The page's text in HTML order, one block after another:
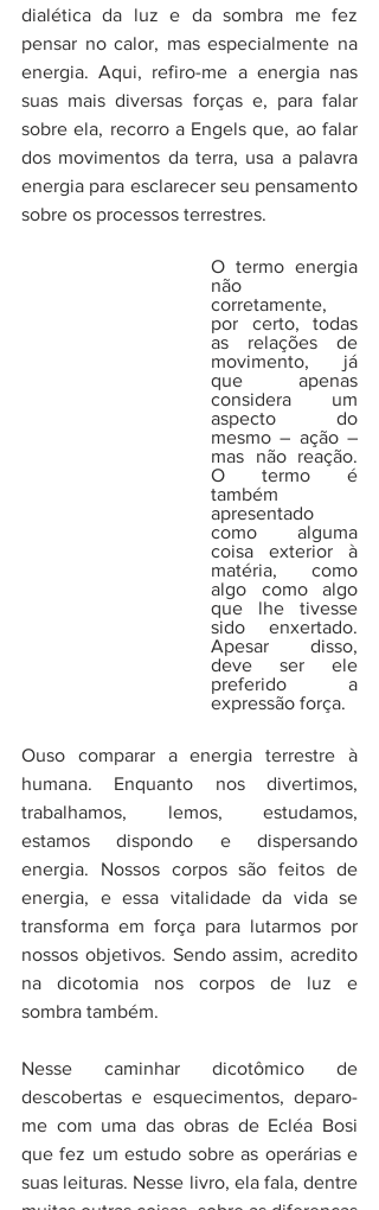
dialética da luz e da sombra me fez
pensar no calor, mas especialmente na
energia. Aqui, refiro-me a energia nas
suas mais diversas forças e, para falar
sobre ela, recorro a Engels que, ao falar
dos movimentos da terra, usa a palavra
energia para esclarecer seu pensamento
sobre os processos terrestres.
O termo energia
não
corretamente,
por certo, todas
as relações de
movimento, já
que apenas
considera um
aspecto do
mesmo – ação –
mas não reação.
O termo é
também
apresentado
como alguma
coisa exterior à
matéria, como
algo como algo
que lhe tivesse
sido enxertado.
Apesar disso,
deve ser ele
preferido a
expressão força.
Ouso comparar a energia terrestre à
humana. Enquanto nos divertimos,
trabalhamos, lemos, estudamos,
estamos dispondo e dispersando
energia. Nossos corpos são feitos de
energia, e essa vitalidade da vida se
transforma em força para lutarmos por
nossos objetivos. Sendo assim, acredito
na dicotomia nos corpos de luz e
sombra também.
Nesse caminhar dicotômico de
descobertas e esquecimentos, deparo-
me com uma das obras de Ecléa Bosi
que fez um estudo sobre as operárias e
suas leituras. Nesse livro, ela fala, dentre